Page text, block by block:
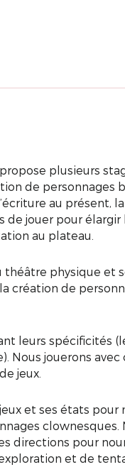
plusieurs
de personnages
au présent,
de jouer pour
au plateau.
théâtre physique et
création de
leurs spécificités
Nous jouerons avec
jeux.
et ses états
clownesques.
directions pour
et de